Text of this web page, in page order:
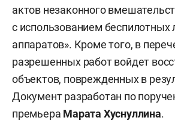
актов незаконного
с использованием беспилотных
аппаратов». Кроме того, в
разрешенных работ войдет
объектов, поврежденных в
Документ разработан по
премьера Марата Хуснуллина.